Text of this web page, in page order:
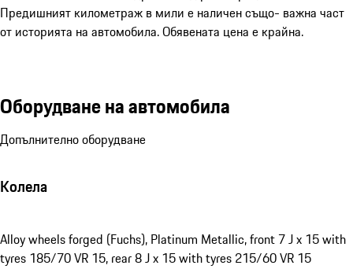
Предишният километраж в мили е наличен също- важна част
от историята на автомобила. Обявената цена е крайна.
Оборудване на автомобила
Допълнително оборудване
Колела
Alloy wheels forged (Fuchs), Platinum Metallic, front 7 J x 15 with
tyres 185/70 VR 15, rear 8 J x 15 with tyres 215/60 VR 15